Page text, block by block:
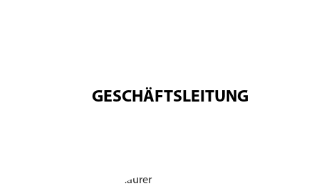
GESCHÄFTSLEITUNG